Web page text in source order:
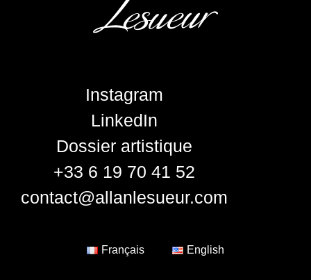
Instagram
LinkedIn
Dossier artistique
+33 6 19 70 41 52
contact@allanlesueur.com
Français English